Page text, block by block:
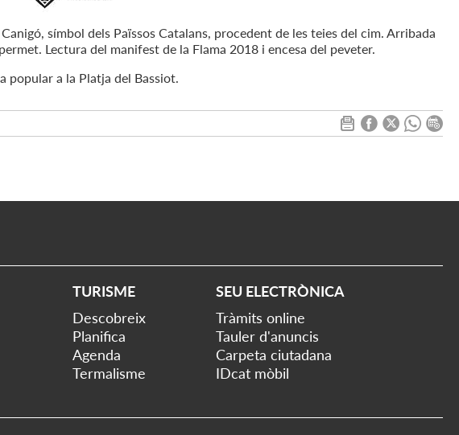
símbol dels Païssos Catalans, procedent de les teies del cim. Arribada
Lectura del manifest de la Flama 2018 i encesa del peveter.
popular a la Platja del Bassiot.
TURISME
Descobreix
Planifica
Agenda
Termalisme
SEU ELECTRÒNICA
Tràmits online
Tauler d'anuncis
Carpeta ciutadana
IDcat mòbil